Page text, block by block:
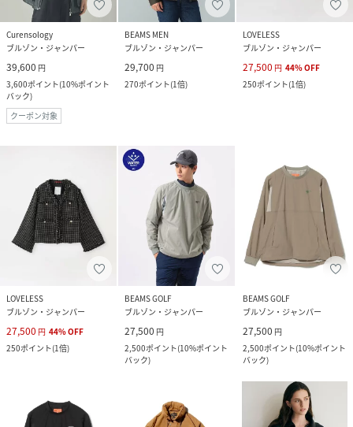
Curensology
ブルゾン・ジャンパー
39,600 円
3,600ポイント(10%ポイント
バック)
クーポン対象
BEAMS MEN
ブルゾン・ジャンパー
29,700 円
270ポイント(1倍)
LOVELESS
ブルゾン・ジャンパー
27,500 円 44%OFF
250ポイント(1倍)
LOVELESS
ブルゾン・ジャンパー
27,500 円 44%OFF
250ポイント(1倍)
BEAMS GOLF
ブルゾン・ジャンパー
27,500 円
2,500ポイント(10%ポイント
バック)
BEAMS GOLF
ブルゾン・ジャンパー
27,500 円
2,500ポイント(10%ポイント
バック)